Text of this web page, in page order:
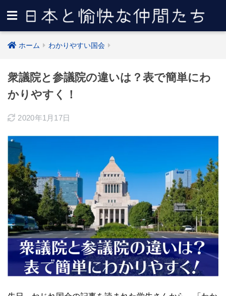
ホーム わかりやすい国会
衆議院と参議院の違いは？表で簡単にわ
かりやすく！
2020年1月17日